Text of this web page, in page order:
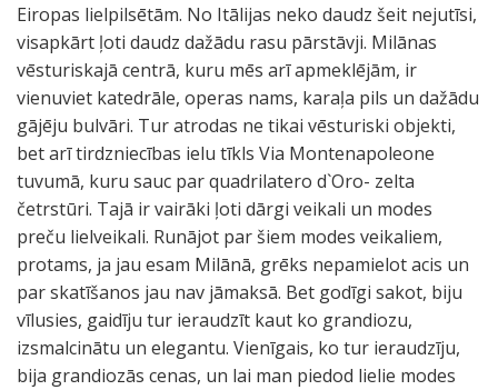
Eiropas lielpilsētām. No Itālijas neko daudz šeit nejutīsi,
visapkārt ļoti daudz dažādu rasu pārstāvji. Milānas
vēsturiskajā centrā, kuru mēs arī apmeklējām, ir
vienuviet katedrāle, operas nams, karaļa pils un dažādu
gājēju bulvāri. Tur atrodas ne tikai vēsturiski objekti,
bet arī tirdzniecības ielu tīkls Via Montenapoleone
tuvumā, kuru sauc par quadrilatero d`Oro- zelta
četrstūri. Tajā ir vairāki ļoti dārgi veikali un modes
preču lielveikali. Runājot par šiem modes veikaliem,
protams, ja jau esam Milānā, grēks nepamielot acis un
par skatīšanos jau nav jāmaksā. Bet godīgi sakot, biju
vīlusies, gaidīju tur ieraudzīt kaut ko grandiozu,
izsmalcinātu un elegantu. Vienīgais, ko tur ieraudzīju,
bija grandiozās cenas, un lai man piedod lielie modes